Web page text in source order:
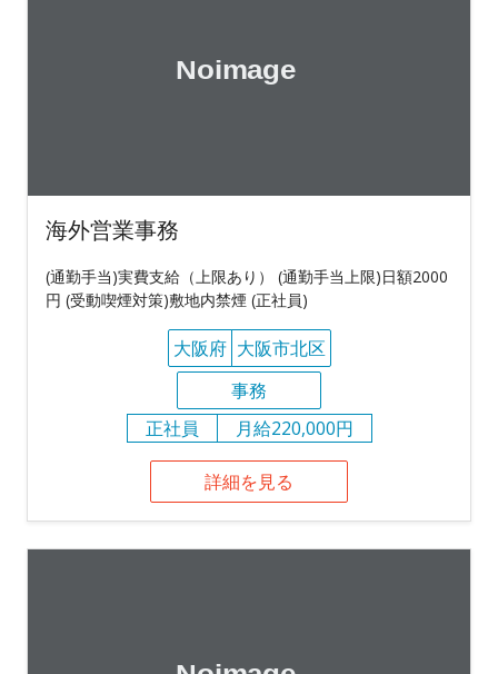
海外営業事務
(通勤手当)実費支給（上限あり） (通勤手当上限)日額2000
円 (受動喫煙対策)敷地内禁煙 (正社員)
大阪府 大阪市北区
事務
正社員
月給220,000円
詳細を見る